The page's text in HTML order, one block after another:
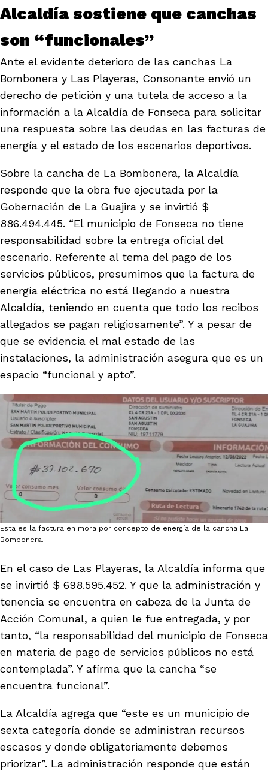
Alcaldía sostiene que canchas
son “funcionales”
Ante el evidente deterioro de las canchas La
Bombonera y Las Playeras, Consonante envió un
derecho de petición y una tutela de acceso a la
información a la Alcaldía de Fonseca para solicitar
una respuesta sobre las deudas en las facturas de
energía y el estado de los escenarios deportivos.
Sobre la cancha de La Bombonera, la Alcaldía
responde que la obra fue ejecutada por la
Gobernación de La Guajira y se invirtió $
886.494.445. “El municipio de Fonseca no tiene
responsabilidad sobre la entrega oficial del
escenario. Referente al tema del pago de los
servicios públicos, presumimos que la factura de
energía eléctrica no está llegando a nuestra
Alcaldía, teniendo en cuenta que todo los recibos
allegados se pagan religiosamente”. Y a pesar de
que se evidencia el mal estado de las
instalaciones, la administración asegura que es un
espacio “funcional y apto”.
Esta es la factura en mora por concepto de energía de la cancha La
Bombonera.
En el caso de Las Playeras, la Alcaldía informa que
se invirtió $ 698.595.452. Y que la administración y
tenencia se encuentra en cabeza de la Junta de
Acción Comunal, a quien le fue entregada, y por
tanto, “la responsabilidad del municipio de Fonseca
en materia de pago de servicios públicos no está
contemplada”. Y afirma que la cancha “se
encuentra funcional”.
La Alcaldía agrega que “este es un municipio de
sexta categoría donde se administran recursos
escasos y donde obligatoriamente debemos
priorizar”. La administración responde que están